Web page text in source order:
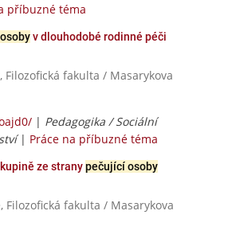
příbuzné téma
v dlouhodobé rodinné péči
Filozofická fakulta / Masarykova
| Pedagogika / Sociální
| Práce na příbuzné téma
ze stranypečující osoby
Filozofická fakulta / Masarykova